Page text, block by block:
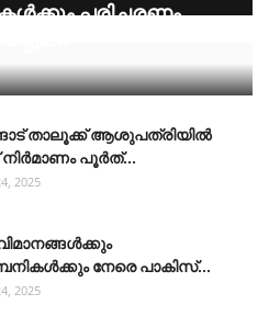
പരിചരണം
താലൂക്ക് ആശുപത്രിയിൽ
പൂർത്...
2025
നേരെ പാകിസ്...
2025